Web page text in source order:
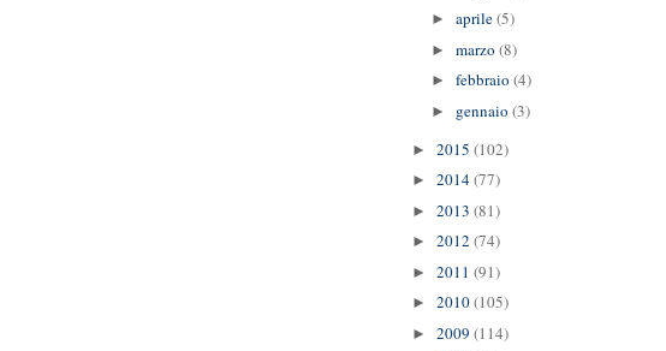
► aprile(5)
► marzo (8)
► febbraio (4)
► gennaio (3)
► 2015 (102)
► 2014(77)
► 2013 (81)
► 2012 (74)
► 2011 (91)
► 2010(105)
► 2009 (114)